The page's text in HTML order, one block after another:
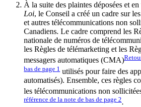
À la suite des plaintes déposées et
Loi, le Conseil a créé un cadre sur
et autres télécommunications non
Canadiens. Le cadre comprend les
nationale de numéros de
les Règles de télémarketing et les
messagers automatiques (CMA)
bas de page 1 utilisés pour faire des
automatisés). Ensemble, ces règles
les télécommunications non
référence de la note de bas de page 2.